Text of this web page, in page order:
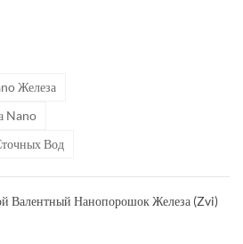
Железа
Nano
Вод
Валентный Нанопорошок Железа (zvi)